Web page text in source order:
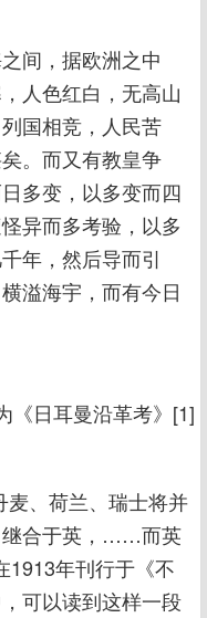
间，据欧洲之中
人色红白，无高山
国相竞，人民苦
。而又有教皇争
多变，以多变而四
异而多考验，以多
年，然后导而引
溢海宇，而有今日
日耳曼沿革考》[1]
麦、荷兰、瑞士将并
合于英，……而英
年刊行于《不
可以读到这样一段